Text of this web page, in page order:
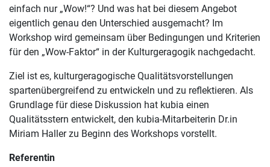
einfach nur „Wow!“? Und was hat bei diesem Angebot
eigentlich genau den Unterschied ausgemacht? Im
Workshop wird gemeinsam über Bedingungen und Kriterien
für den „Wow-Faktor“ in der Kulturgeragogik nachgedacht.
Ziel ist es, kulturgeragogische Qualitätsvorstellungen
spartenübergreifend zu entwickeln und zu reflektieren. Als
Grundlage für diese Diskussion hat kubia einen
Qualitätsstern entwickelt, den kubia-Mitarbeiterin Dr.in
Miriam Haller zu Beginn des Workshops vorstellt.
Referentin